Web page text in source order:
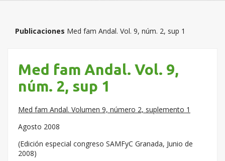
Publicaciones Med fam Andal. Vol. 9, núm. 2, sup 1
Med fam Andal. Vol. 9,
núm. 2, sup 1
Med fam Andal. Volumen 9, número 2, suplemento 1
Agosto 2008
(Edición especial congreso SAMFyC Granada, Junio de
2008)